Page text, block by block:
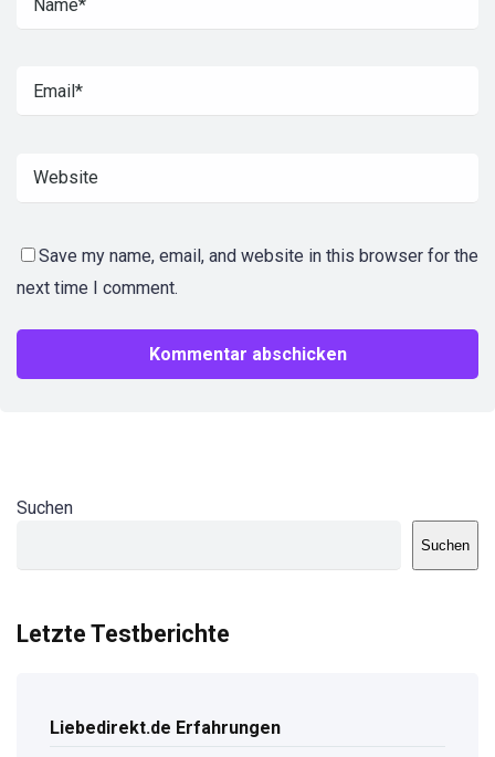
Save my name, email, and website in this browser for the
next time I comment.
Suchen
Suchen
Letzte Testberichte
Liebedirekt.de Erfahrungen